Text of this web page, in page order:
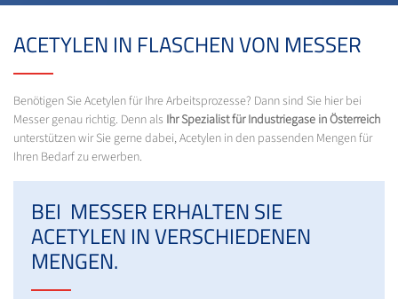
ACETYLEN IN FLASCHEN VON MESSER
Benötigen Sie Acetylen für Ihre Arbeitsprozesse? Dann sind Sie hier bei
Messer genau richtig. Denn als Ihr Spezialist für Industriegase in Österreich
unterstützen wir Sie gerne dabei, Acetylen in den passenden Mengen für
Ihren Bedarf zu erwerben.
BEI MESSER ERHALTEN SIE
ACETYLEN IN VERSCHIEDENEN
MENGEN.